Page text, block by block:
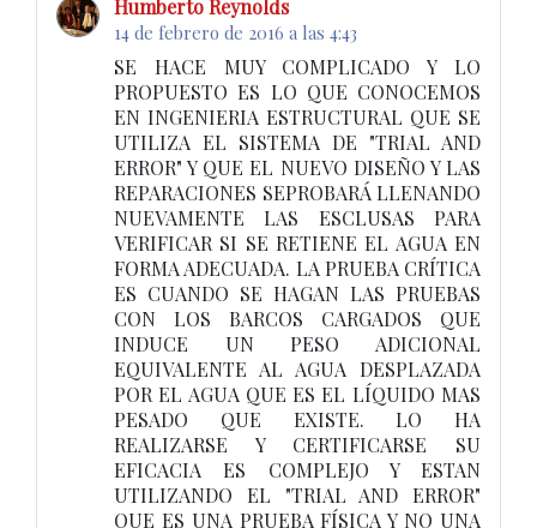
Humberto Reynolds
14 de febrero de 2016 a las 4:43
SE HACE MUY COMPLICADO Y LO
PROPUESTO ES LO QUE CONOCEMOS
EN INGENIERIA ESTRUCTURAL QUE SE
UTILIZA EL SISTEMA DE "TRIAL AND
ERROR" Y QUE EL NUEVO DISEÑO Y LAS
REPARACIONES SEPROBARÁ LLENANDO
NUEVAMENTE LAS ESCLUSAS PARA
VERIFICAR SI SE RETIENE EL AGUA EN
FORMA ADECUADA. LA PRUEBA CRÍTICA
ES CUANDO SE HAGAN LAS PRUEBAS
CON LOS BARCOS CARGADOS QUE
INDUCE UN PESO ADICIONAL
EQUIVALENTE AL AGUA DESPLAZADA
POR EL AGUA QUE ES EL LÍQUIDO MAS
PESADO QUE EXISTE. LO HA
REALIZARSE Y CERTIFICARSE SU
EFICACIA ES COMPLEJO Y ESTAN
UTILIZANDO EL "TRIAL AND ERROR"
QUE ES UNA PRUEBA FÍSICA Y NO UNA